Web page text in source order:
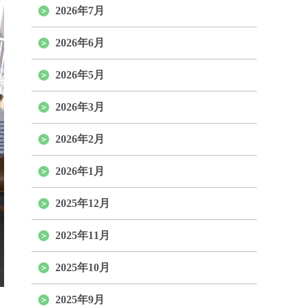
2026年7月
2026年6月
2026年5月
2026年3月
2026年2月
2026年1月
2025年12月
2025年11月
2025年10月
2025年9月